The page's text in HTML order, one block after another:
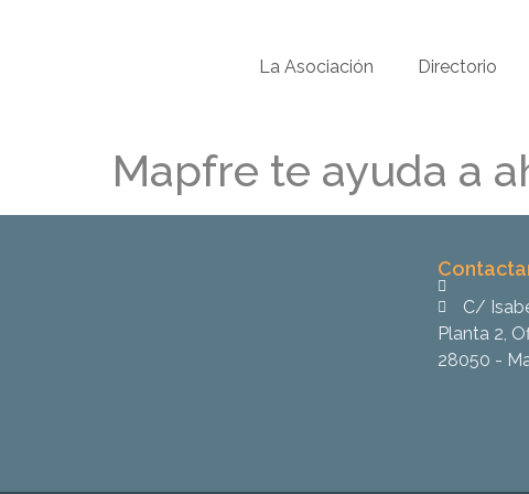
La Asociación Directorio
Mapfre te ayuda a
C/
Planta 2,
28050 -